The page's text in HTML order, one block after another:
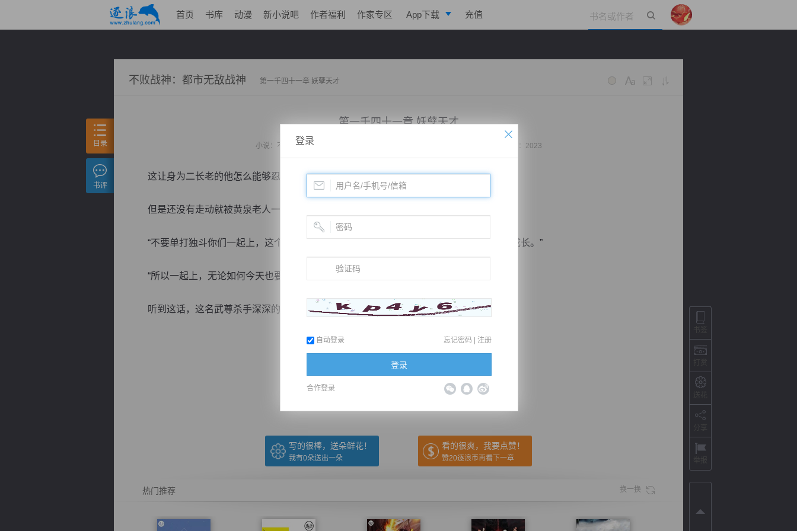
首页 书库 动漫 新小说吧 作者福利 作家专区 App下载 充值
不败战神：都市无敌战神 第一千四十一章 妖孽天才
第一千四十一章 妖孽天才
小说： 不败战神：都市无敌战神 更新时间：2020-09-27 23:25 字数：2023
这让身为二长老的他怎么能够忍受？
但是还没有走动就被黄泉老人一把拉住，这时黄泉老人用无比认真的态度跟他们说的。
“不要单打独斗你们一起上，这个小子实在是太过恐怖了，今天结了仇！绝对不能放任他成长。”
“所以一起上，无论如何今天也要把它解决在这里。”
听到这话，这名武尊杀手深深的吸...
推荐在手机上阅读本书
（← 快捷键 下一章 快捷键→）
写的很棒，送朵鲜花！
我有0朵送出一朵
看的很爽，我要点赞！
赞20逐浪币再看下一章
热门推荐 换一换
目录
书评
登录
自动登录 忘记密码 | 注册
登录
合作登录